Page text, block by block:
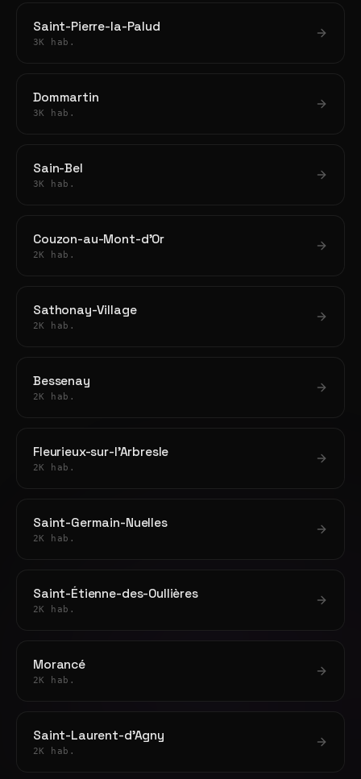
Saint-Pierre-la-Palud
3K hab.
Dommartin
3K hab.
Sain-Bel
3K hab.
Couzon-au-Mont-d'Or
2K hab.
Sathonay-Village
2K hab.
Bessenay
2K hab.
Fleurieux-sur-l'Arbresle
2K hab.
Saint-Germain-Nuelles
2K hab.
Saint-Étienne-des-Oullières
2K hab.
Morancé
2K hab.
Saint-Laurent-d'Agny
2K hab.